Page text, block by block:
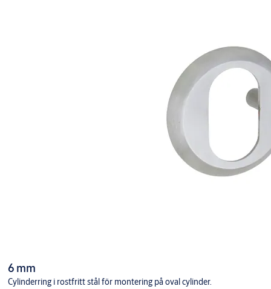
6 mm
Cylinderring i rostfritt stål för montering på oval cylinder.